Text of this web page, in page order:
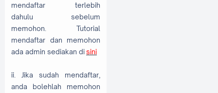
mendaftar terlebih
dahulu sebelum
memohon. Tutorial
mendaftar dan memohon
ada admin sediakan disini
ii. Jika sudah mendaftar,
anda bolehlah memohon